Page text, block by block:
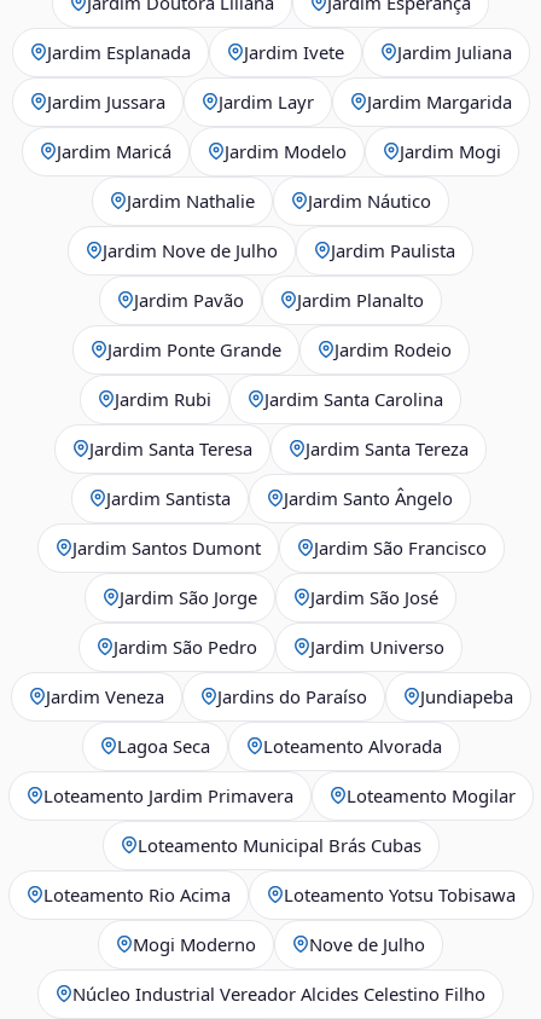
Jardim Esplanada Jardim Ivete Jardim Juliana
Jardim Jussara Jardim Layr Jardim Margarida
Jardim Maricá Jardim Modelo Jardim Mogi
Jardim Nathalie Jardim Náutico
Jardim Nove de Julho Jardim Paulista
Jardim Pavão Jardim Planalto
Jardim Ponte Grande Jardim Rodeio
Jardim Rubi Jardim Santa Carolina
Jardim Santa Teresa Jardim Santa Tereza
Jardim Santista Jardim Santo Ângelo
Jardim Santos Dumont Jardim São Francisco
Jardim São Jorge Jardim São José
Jardim São Pedro Jardim Universo
Jardim Veneza Jardins do Paraíso Jundiapeba
Lagoa Seca Loteamento Alvorada
Loteamento Jardim Primavera Loteamento Mogilar
Loteamento Municipal Brás Cubas
Loteamento Rio Acima Loteamento Yotsu Tobisawa
Mogi Moderno Nove de Julho
Núcleo Industrial Vereador Alcides Celestino Filho